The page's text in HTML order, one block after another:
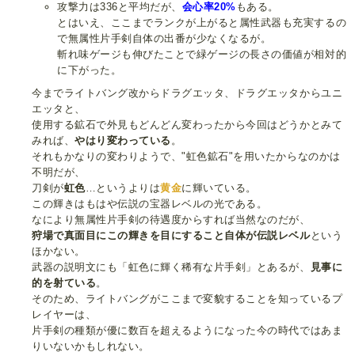
攻撃力は336と平均だが、 会心率20% もある。
とはいえ、ここまでランクが上がると属性武器も充実するの
で無属性片手剣自体の出番が少なくなるが。
斬れ味ゲージも伸びたことで緑ゲージの長さの価値が相対的
に下がった。
今までライトバング改からドラグエッタ、ドラグエッタからユニ
エッタと、
使用する鉱石で外見もどんどん変わったから今回はどうかとみて
みれば、やはり変わっている 。
それもかなりの変わりようで、"虹色鉱石"を用いたからなのかは
不明だが、
刀剣が虹色…というよりは黄金に輝いている。
この輝きはもはや伝説の宝器レベルの光である。
なにより無属性片手剣の待遇度からすれば当然なのだが、
狩場で真面目にこの輝きを目にすること自体が伝説レベルという
ほかない。
武器の説明文にも「虹色に輝く稀有な片手剣」とあるが、
見事に
的を射ている。
そのため、ライトバングがここまで変貌することを知っているプ
レイヤーは、
片手剣の種類が優に数百を超えるようになった今の時代ではあま
りいないかもしれない。